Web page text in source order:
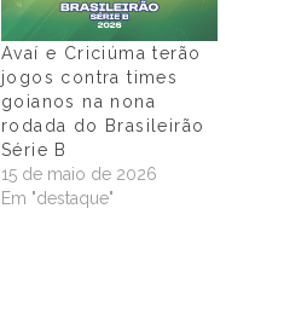
Avaí e Criciúma terão
jogos contra times
goianos na nona
rodada do Brasileirão
Série B
15 de maio de 2026
Em "destaque"